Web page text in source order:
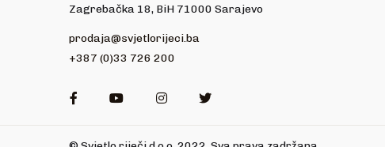
Zagrebačka 18, BiH 71000 Sarajevo
prodaja@svjetlorijeci.ba
+387 (0)33 726 200
FacebookYoutubeInstagramTwitter